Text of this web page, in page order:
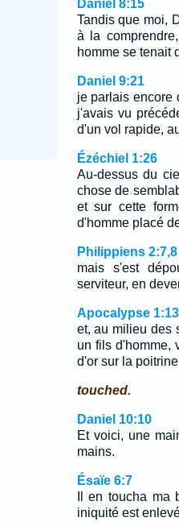
Daniel 8:15
Tandis que moi,
à la
homme se tenait
Daniel 9:21
je parlais encore
j'avais vu
d'un vol rapide,
Ézéchiel 1:26
Au-dessus du
chose de
et sur cette
d'homme placé
Philippiens 2:7,8
mais s'est
serviteur, en
Apocalypse 1:13
et, au milieu des
un fils d'homme,
d'or sur la
touched.
Daniel 10:10
Et voici, une
mains.
Ésaïe 6:7
Il en toucha
iniquité est